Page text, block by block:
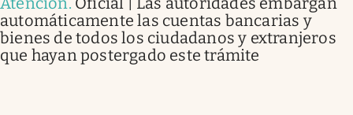
automáticamente las cuentas bancarias y
bienes de todos los ciudadanos y extranjeros
que hayan postergado este trámite